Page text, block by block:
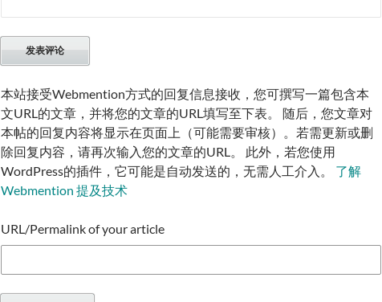
本站接受Webmention方式的回复信息接收，您可撰写一篇包含本
文URL的文章，并将您的文章的URL填写至下表。 随后，您文章对
本帖的回复内容将显示在页面上（可能需要审核）。若需更新或删
除回复内容，请再次输入您的文章的URL。 此外，若您使用
WordPress的插件，它可能是自动发送的，无需人工介入。 了解
Webmention 提及技术
URL/Permalink of your article